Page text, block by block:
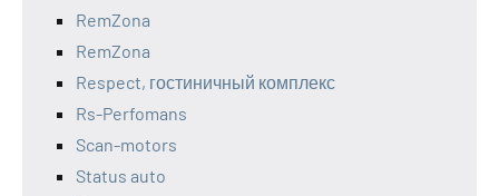
RemZona
RemZona
Respect, гостиничный комплекс
Rs-Perfomans
Scan-motors
Status auto